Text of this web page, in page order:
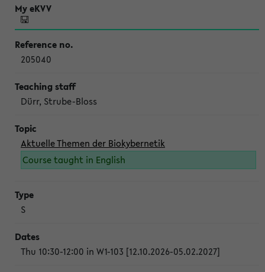
205040
Dürr, Strube-Bloss
Aktuelle Themen der Biokybernetik
Course taught in English
S
Thu 10:30-12:00 in W1-103 [12.10.2026-05.02.2027]